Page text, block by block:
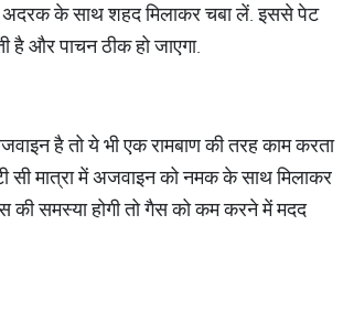
अदरक के साथ शहद मिलाकर चबा लें. इससे पेट
है और पाचन ठीक हो जाएगा.
है तो ये भी एक रामबाण की तरह काम करता
सी मात्रा में अजवाइन को नमक के साथ मिलाकर
समस्या होगी तो गैस को कम करने में मदद